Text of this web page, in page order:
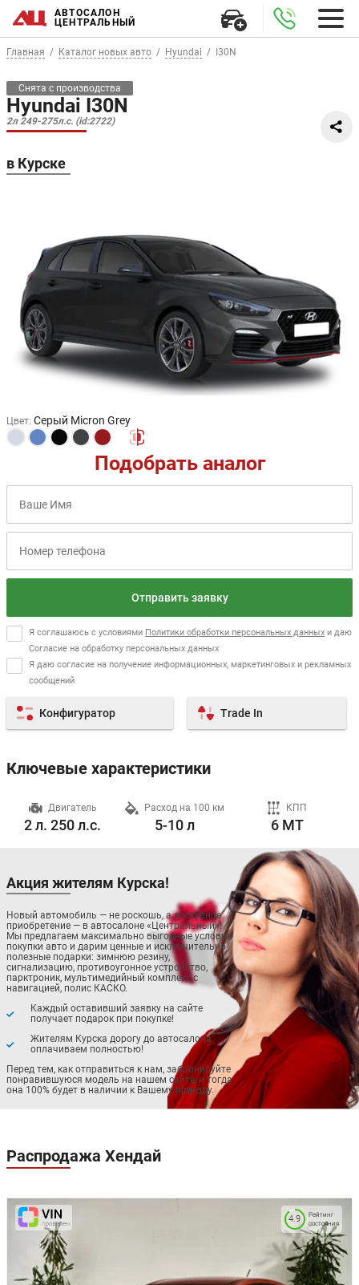
АВТОСАЛОН
ЦЕНТРАЛЬНЫЙ
Главная Каталог новых авто Hyundai I30N
Снята с производства
Hyundai I30N
2л 249-275л.с. (id:2722)
в Курске
Цвет: Серый Micron Grey
Подобрать аналог
Отправить заявку
Я соглашаюсь с условиями Политики обработки персональных данных и даю
Согласие на обработку персональных данных
Я даю согласие на получение информационных, маркетинговых и рекламных
сообщений
Конфигуратор Trade In
Ключевые характеристики
Двигатель
2 л. 250 л.с.
Расход на 100 км
5-10 л
КПП
6 MT
Акция жителям Курска!
Новый автомобиль — не роскошь, а доступное
приобретение — в автосалоне «Центральный»!
Мы предлагаем максимально выгодные условия
покупки авто и дарим ценные и исключительно
полезные подарки: зимнюю резину,
сигнализацию, противоугонное устройство,
парктроник, мультимедийный комплекс с
навигацией, полис КАСКО.
Каждый оставивший заявку на сайте
получает подарок при покупке!
Жителям Курска дорогу до автосалона
оплачиваем полностью!
Перед тем, как отправиться к нам, забронируйте
понравившуюся модель на нашем сайте, и тогда
она 100% будет в наличии к Вашему приезду.
Распродажа Хендай
Рейтинг
состояния
4.9